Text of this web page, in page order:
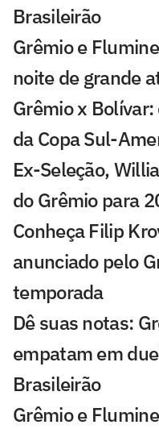
Brasileirão
Grêmio e
noite de grande
Grêmio x
da Copa Sul-
Ex-Seleção,
do Grêmio para
Conheça Filip
anunciado pelo
temporada
Dê suas notas:
empatam em
Brasileirão
Grêmio e